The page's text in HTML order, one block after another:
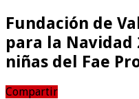
Fundación de
para la Navidad
niñas del Fae
Compartir